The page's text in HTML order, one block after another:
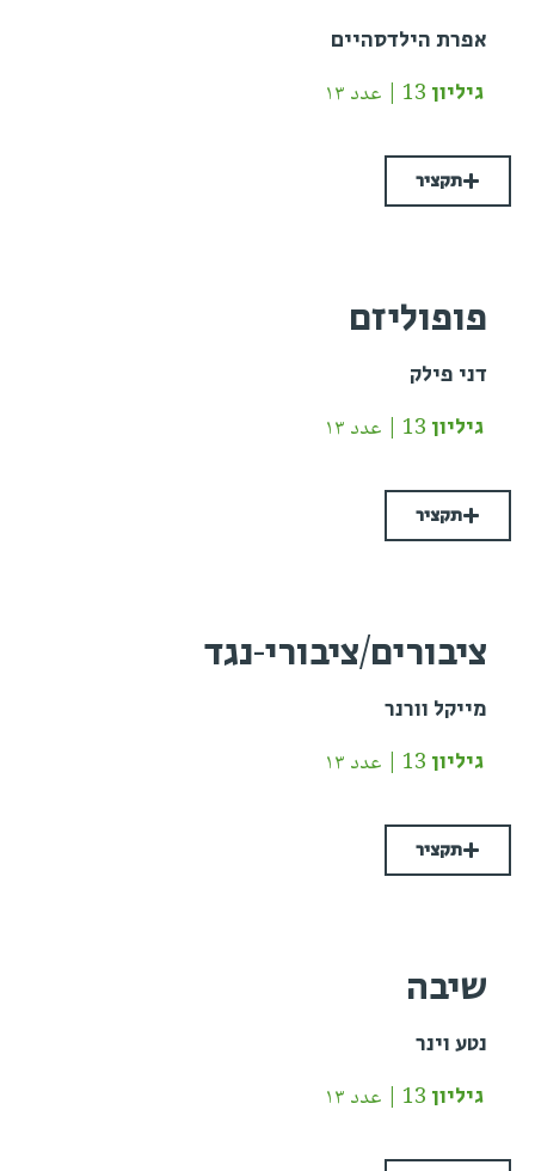
אפרת הילדסהיים
גיליון 13 | عدد ١٣
תקציר
פופוליזם
דני פילק
גיליון 13 | عدد ١٣
תקציר
ציבורים/ציבורי-נגד
מייקל וורנר
גיליון 13 | عدد ١٣
תקציר
שיבה
נטע וינר
גיליון 13 | عدد ١٣